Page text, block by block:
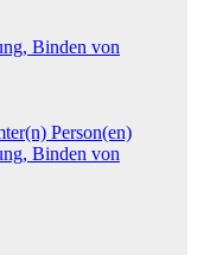
Binden von
Person(en)
Binden von